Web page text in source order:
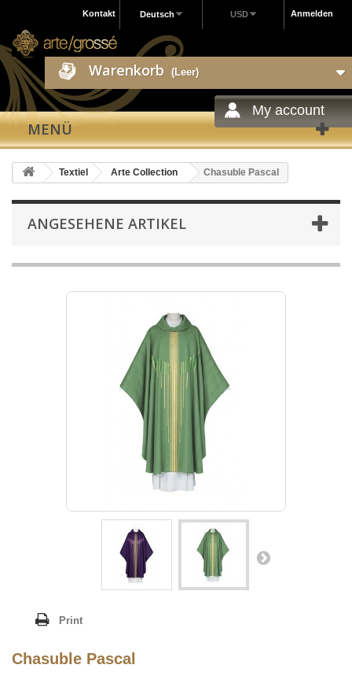
Anmelden
USD
Deutsch
Kontakt
Warenkorb (Leer)
My account
MENÜ
Textiel Arte Collection Chasuble Pascal
ANGESEHENE ARTIKEL
Print
Chasuble Pascal